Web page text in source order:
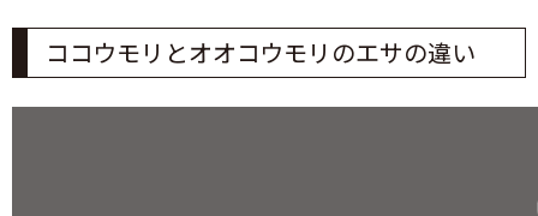
ココウモリとオオコウモリのエサの違い